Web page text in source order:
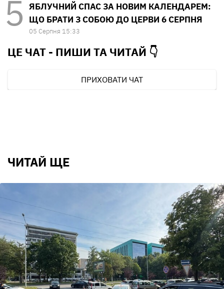
ЯБЛУЧНИЙ СПАС ЗА НОВИМ КАЛЕНДАРЕМ:
ЩО БРАТИ З СОБОЮ ДО ЦЕРВИ 6 СЕРПНЯ
05 Серпня 15:33
ЦЕ ЧАТ - ПИШИ ТА ЧИТАЙ 👇
ПРИХОВАТИ ЧАТ
ЧИТАЙ ЩЕ